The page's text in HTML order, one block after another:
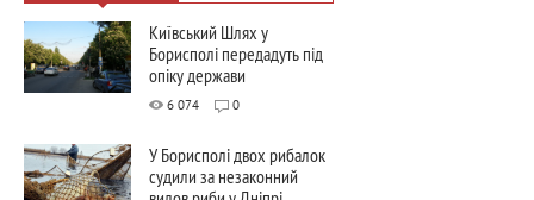
Київський Шлях у
Борисполі передадуть під
опіку держави
6 074 0
У Борисполі двох рибалок
судили за незаконний